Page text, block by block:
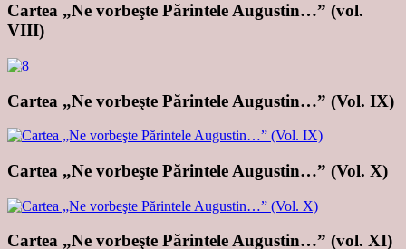
Cartea „Ne vorbeşte Părintele Augustin…” (vol.
VIII)
Cartea „Ne vorbeşte Părintele Augustin…” (Vol. IX)
Cartea „Ne vorbeşte Părintele Augustin…” (Vol. X)
Cartea „Ne vorbeşte Părintele Augustin…” (vol. XI)